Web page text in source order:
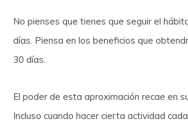
No pienses que tienes que seguir el
días. Piensa en los beneficios que
30 días.
El poder de esta aproximación recae en
Incluso cuando hacer cierta actividad